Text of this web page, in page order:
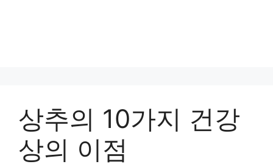
상추의 10가지 건강
상의 이점